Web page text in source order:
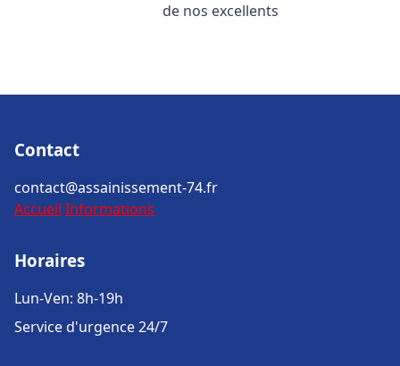
de nos excellents
Contact
contact@assainissement-74.fr
Accueil Informations
Horaires
Lun-Ven: 8h-19h
Service d'urgence 24/7